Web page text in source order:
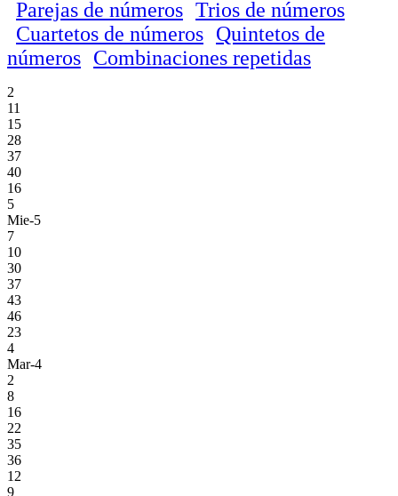
Parejas de números Trios de números
Cuartetos de números Quintetos de
números Combinaciones repetidas
2
11
15
28
37
40
16
5
Mie-5
7
10
30
37
43
46
23
4
Mar-4
2
8
16
22
35
36
12
9